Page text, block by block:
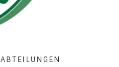
ABTEILUNGEN